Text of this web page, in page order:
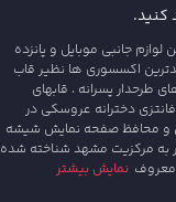
کنید.
جانبی موبایل و پانزده
اکسسوری ها نظیر قاب
طرحدار پسرانه ، قابهای
دخترانه عروسکی در
و محافظ صفحه نمایش شیشه
به مرکزیت مشهد شناخته شده
معروف نمایش بیشتر